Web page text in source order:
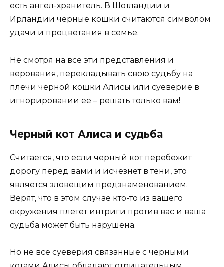
есть ангел-хранитель. В Шотландии и
Ирландии черные кошки считаются символом
удачи и процветания в семье.
Не смотря на все эти представления и
верования, перекладывать свою судьбу на
плечи черной кошки Алисы или суеверие в
игнорировании ее – решать только вам!
Черный кот Алиса и судьба
Считается, что если черный кот перебежит
дорогу перед вами и исчезнет в тени, это
является зловещим предзнаменованием.
Верят, что в этом случае кто-то из вашего
окружения плетет интриги против вас и ваша
судьба может быть нарушена.
Но не все суеверия связанные с черными